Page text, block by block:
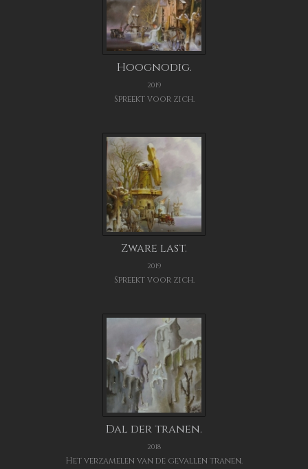
Hoognodig.
2019
Spreekt voor zich.
Zware last.
2019
Spreekt voor zich.
Dal der tranen.
2018
Het verzamelen van de gevallen tranen.